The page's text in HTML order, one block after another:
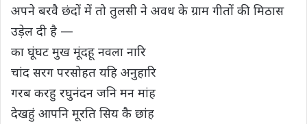
अपने बरवै छंदों में तो तुलसी ने अवध के ग्राम गीतों की मिठास
उड़ेल दी है —
का घूंघट मुख मूंदहू नवला नारि
चांद सरग परसोहत यहि अनुहारि
गरब करहु रघुनंदन जनि मन मांह
देखहुं आपनि मूरति सिय कै छांह